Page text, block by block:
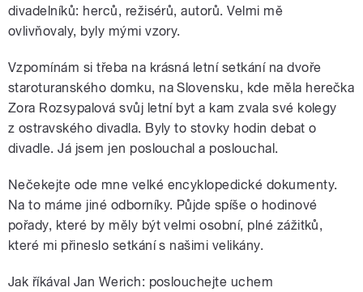
divadelníků: herců, režisérů, autorů. Velmi mě
ovlivňovaly, byly mými vzory.
Vzpomínám si třeba na krásná letní setkání na dvoře
staroturanského domku, na Slovensku, kde měla herečka
Zora Rozsypalová svůj letní byt a kam zvala své kolegy
z ostravského divadla. Byly to stovky hodin debat o
divadle. Já jsem jen poslouchal a poslouchal.
Nečekejte ode mne velké encyklopedické dokumenty.
Na to máme jiné odborníky. Půjde spíše o hodinové
pořady, které by měly být velmi osobní, plné zážitků,
které mi přineslo setkání s našimi velikány.
Jak říkával Jan Werich: poslouchejte uchem